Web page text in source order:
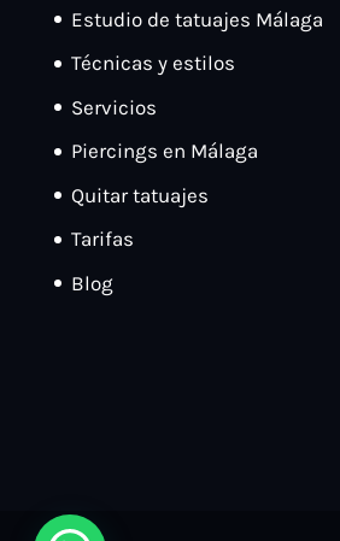
Estudio de tatuajes Málaga
Técnicas y estilos
Servicios
Piercings en Málaga
Quitar tatuajes
Tarifas
Blog